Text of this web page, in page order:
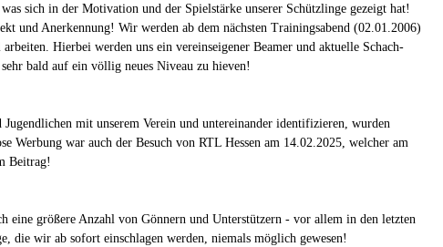
sich in der Motivation und der Spielstärke unserer Schützlinge gezeigt hat!
und Anerkennung! Wir werden ab dem nächsten Trainingsabend (02.01.2006)
Hierbei werden uns ein vereinseigener Beamer und aktuelle Schach-
bald auf ein völlig neues Niveau zu hieven!
mit unserem Verein und untereinander identifizieren, wurden
Werbung war auch der Besuch von RTL Hessen am 14.02.2025, welcher am
Beitrag!
eine größere Anzahl von Gönnern und Unterstützern - vor allem in den letzten
die wir ab sofort einschlagen werden, niemals möglich gewesen!